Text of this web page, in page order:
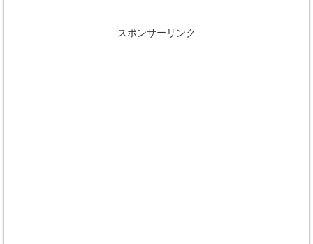
スポンサーリンク